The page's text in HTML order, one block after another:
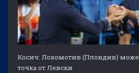
Косич: Локомотив (Пловдив)
точка от Левски